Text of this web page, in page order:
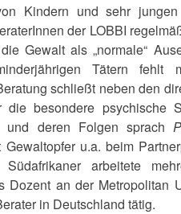
Kindern und sehr
der LOBBI
Gewalt als „normale“
Tätern fehlt
schließt neben den
besondere psychische
und deren Folgen sprach
u.a. beim
arbeitete
Dozent an der Metropolitan
in Deutschland tätig.